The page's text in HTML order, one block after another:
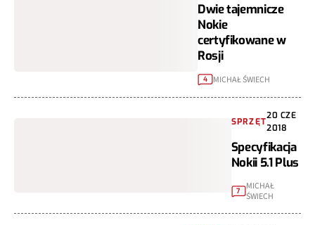
Dwie tajemnicze
Nokie
certyfikowane w
Rosji
4 MICHAŁ ŚWIECH
SPRZĘT
20 CZE
2018
Specyfikacja
Nokii 5.1 Plus
7
MICHAŁ
ŚWIECH